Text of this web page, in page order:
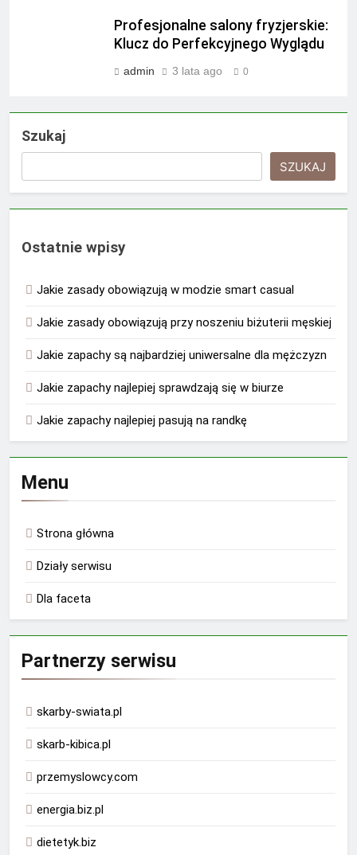
Profesjonalne salony fryzjerskie:
Klucz do Perfekcyjnego Wyglądu
admin 3 lata ago 0
Szukaj
SZUKAJ
Ostatnie wpisy
Jakie zasady obowiązują w modzie smart casual
Jakie zasady obowiązują przy noszeniu biżuterii męskiej
Jakie zapachy są najbardziej uniwersalne dla mężczyzn
Jakie zapachy najlepiej sprawdzają się w biurze
Jakie zapachy najlepiej pasują na randkę
Menu
Strona główna
Działy serwisu
Dla faceta
Partnerzy serwisu
skarby-swiata.pl
skarb-kibica.pl
przemyslowcy.com
energia.biz.pl
dietetyk.biz